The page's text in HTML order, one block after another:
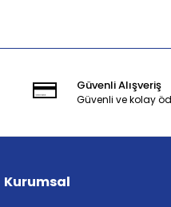
Güvenli Alışveriş
Güvenli ve kolay
Kurumsal